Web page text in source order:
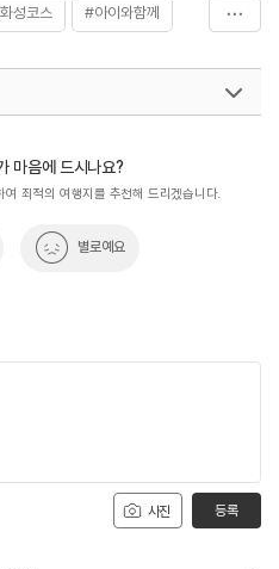
성코스 #아이와함께
#팔달산정상
마음에 드시나요?
최적의 여행지를 추천해 드리겠습니다.
별로예요
사진 등록